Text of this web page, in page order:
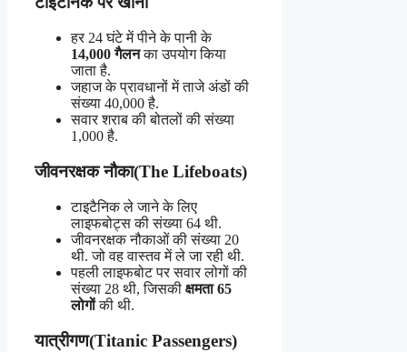
हर 24 घंटे में पीने के पानी के
14,000 गैलनका उपयोग किया
जाता है.
जहाज के प्रावधानों में ताजे अंडों की
संख्या 40,000 है.
सवार शराब की बोतलों की संख्या
1,000 है.
जीवनरक्षक नौका(The Lifeboats)
टाइटैनिक ले जाने के लिए
लाइफबोट्स की संख्या 64 थी.
जीवनरक्षक नौकाओं की संख्या 20
थी. जो वह वास्तव में ले जा रही थी.
पहली लाइफबोट पर सवार लोगों की
संख्या 28 थी, जिसकी क्षमता 65
लोगोंकी थी.
यात्रीगण(Titanic Passengers)